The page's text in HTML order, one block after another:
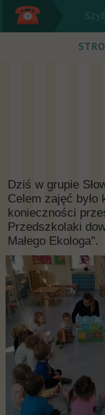
Dziś w grupie
Celem zajęć
konieczności
Przedszkolaki
Małego Ekologa".